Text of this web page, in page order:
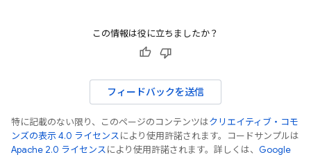
この情報は役に立ちましたか？
フィードバックを送信
特に記載のない限り、このページのコンテンツはクリエイティブ・コモ
ンズの表示 4.0 ライセンスにより使用許諾されます。コードサンプルは
Apache 2.0 ライセンスにより使用許諾されます。詳しくは、 Google